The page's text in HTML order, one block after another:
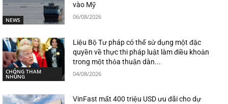
NEWS
vào Mỹ
06/08/2026
CHỐNG THAM
NHŨNG
Liệu Bộ Tư pháp có thể sử dụng một đặc
quyền về thực thi pháp luật làm điều khoản
trong một thỏa thuận dàn...
04/08/2026
VinFast mất 400 triệu USD ưu đãi cho dự